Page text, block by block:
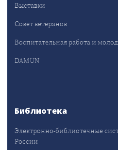
Выставки
Совет ветеранов
Воспитательная работа и
DAMUN
Библиотека
Электронно-библиотечные
России